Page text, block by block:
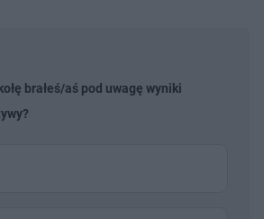
brałeś/aś pod uwagę wyniki